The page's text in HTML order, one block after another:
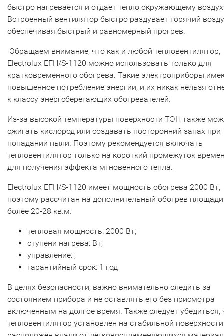
быстро нагревается и отдает тепло окружающему
Встроенный вентилятор быстро раздувает горячий
обеспечивая быстрый и равномерный прогрев.
Обращаем внимание, что как и любой тепловентилятор,
Electrolux EFH/S-1120 можно использовать только для
кратковременного обогрева. Такие электроприборы
повышенное потребление энергии, и их никак нельзя
к классу энергсберегающих обогревателей.
Из-за высокой температуры поверхности ТЭН также
сжигать кислород или создавать посторонний запах при
попадании пыли. Поэтому рекомендуется включать
тепловентилятор только на короткий промежуток
для получения эффекта мгновенного тепла.
Electrolux EFH/S-1120 имеет мощность обогрева 2000 Вт,
поэтому рассчитан на дополнительный обогрев
более 20-28 кв.м.
тепловая мощность: 2000 Вт;
ступени нагрева: Вт;
управление: ;
гарантийный срок: 1 год
В целях безопасности, важно внимательно следить за
состоянием прибора и не оставлять его без присмотра
включенным на долгое время. Также следует убедиться,
тепловентилятор установлен на стабильной